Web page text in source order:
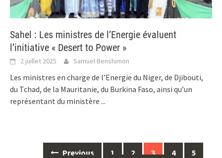
Sahel : Les ministres de l’Energie évaluent
l’initiative « Desert to Power »
2 juillet 2025 Samuel Benshimon
Les ministres en charge de l’Energie du Niger, de Djibouti,
du Tchad, de la Mauritanie, du Burkina Faso, ainsi qu’un
représentant du ministère ...
Previous 1 2 3 4
5